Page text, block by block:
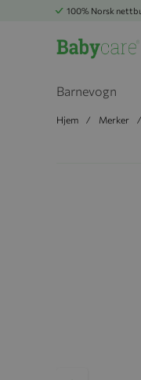
100% Norsk
Barnevogn
Hjem Merker